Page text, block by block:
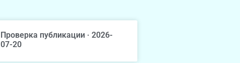
Проверка публикации · 2026-
07-20